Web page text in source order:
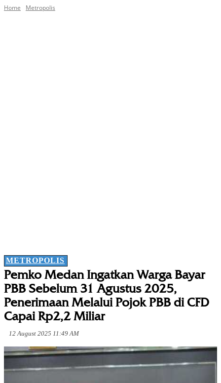
Home Metropolis
METROPOLIS
Pemko Medan Ingatkan Warga Bayar
PBB Sebelum 31 Agustus 2025,
Penerimaan Melalui Pojok PBB di CFD
Capai Rp2,2 Miliar
12 August 2025 11:49 AM